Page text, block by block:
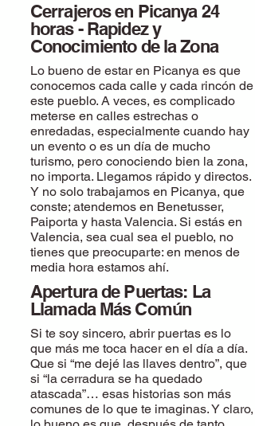
Cerrajeros en Picanya 24
horas - Rapidez y
Conocimiento de la Zona
Lo bueno de estar en Picanya es que
conocemos cada calle y cada rincón de
este pueblo. A veces, es complicado
meterse en calles estrechas o
enredadas, especialmente cuando hay
un evento o es un día de mucho
turismo, pero conociendo bien la zona,
no importa. Llegamos rápido y directos.
Y no solo trabajamos en Picanya, que
conste; atendemos en Benetusser,
Paiporta y hasta Valencia. Si estás en
Valencia, sea cual sea el pueblo, no
tienes que preocuparte: en menos de
media hora estamos ahí.
Apertura de Puertas: La
Llamada Más Común
Si te soy sincero, abrir puertas es lo
que más me toca hacer en el día a día.
Que si “me dejé las llaves dentro”, que
si “la cerradura se ha quedado
atascada”… esas historias son más
comunes de lo que te imaginas. Y claro,